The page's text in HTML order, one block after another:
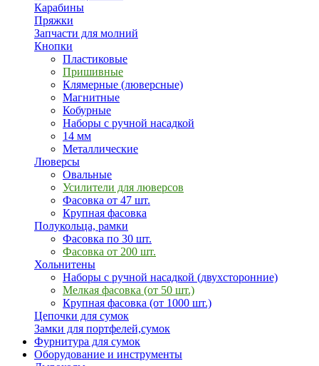
Карабины
Пряжки
Запчасти для молний
Кнопки
Пластиковые
Пришивные
Клямерные (люверсные)
Магнитные
Кобурные
Наборы с ручной насадкой
14 мм
Металлические
Люверсы
Овальные
Усилители для люверсов
Фасовка от 47 шт.
Крупная фасовка
Полукольца, рамки
Фасовка по 30 шт.
Фасовка от 200 шт.
Хольнитены
Наборы с ручной насадкой (двухсторонние)
Мелкая фасовка (от 50 шт.)
Крупная фасовка (от 1000 шт.)
Цепочки для сумок
Замки для портфелей,сумок
Фурнитура для сумок
Оборудование и инструменты